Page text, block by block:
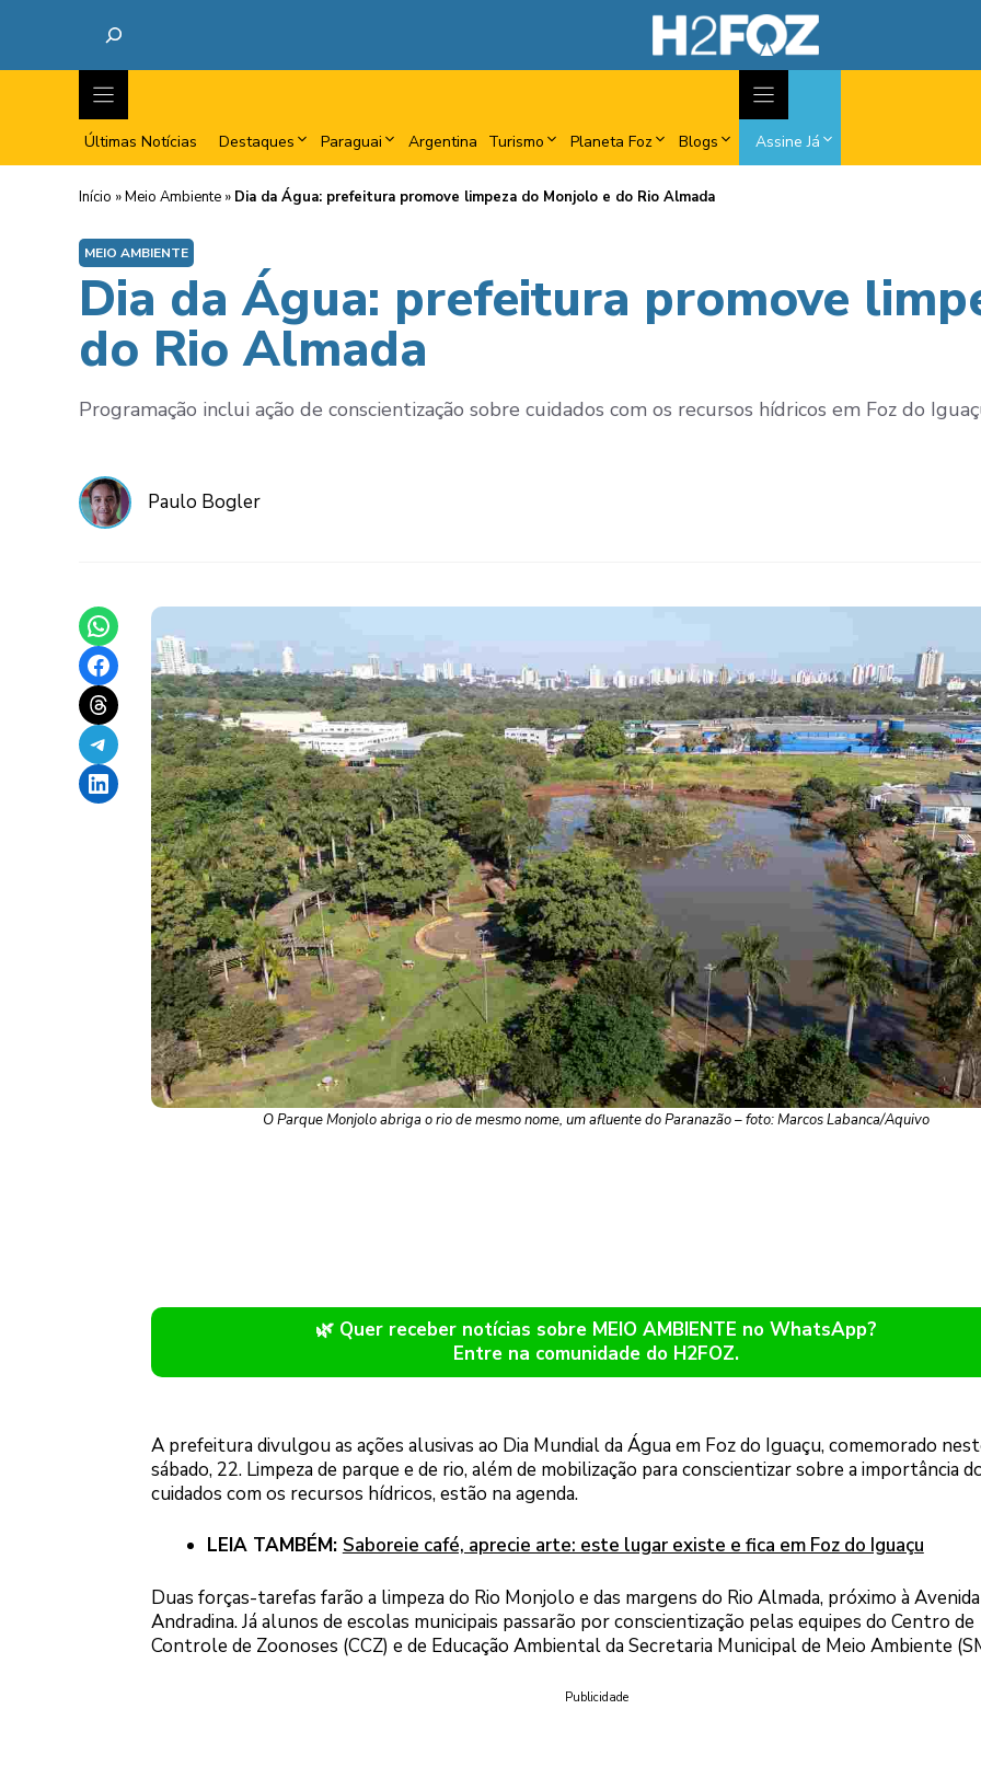
Últimas Notícias Destaques Paraguai Argentina Turismo Planeta Foz Blogs Assine Já
Início »Meio Ambiente » Dia da Água: prefeitura promove limpeza do Monjolo e do Rio Almada
MEIO AMBIENTE
Dia da Água: prefeitura promove
do Rio Almada
Programação inclui ação de conscientização sobre cuidados com os recursos hídricos em Foz do
Paulo Bogler
Share on WhatsApp
Share on Facebook
Share on Threads
Share on Telegram
Share on LinkedIn
O Parque Monjolo abriga o rio de mesmo nome, um afluente do Paranazão – foto: Marcos Labanca/Aquivo
🌿 Quer receber notícias sobre MEIO AMBIENTE no WhatsApp?
Entre na comunidade do H2FOZ.
A prefeitura divulgou as ações alusivas ao Dia Mundial da Água em Foz do Iguaçu, comemorado
sábado, 22. Limpeza de parque e de rio, além de mobilização para conscientizar sobre a importância
cuidados com os recursos hídricos, estão na agenda.
LEIA TAMBÉM: Saboreie café, aprecie arte: este lugar existe e fica em Foz do Iguaçu
Duas forças-tarefas farão a limpeza do Rio Monjolo e das margens do Rio Almada, próximo à Avenida
Andradina. Já alunos de escolas municipais passarão por conscientização pelas equipes do Centro de
Controle de Zoonoses (CCZ) e de Educação Ambiental da Secretaria Municipal de Meio Ambiente
Publicidade